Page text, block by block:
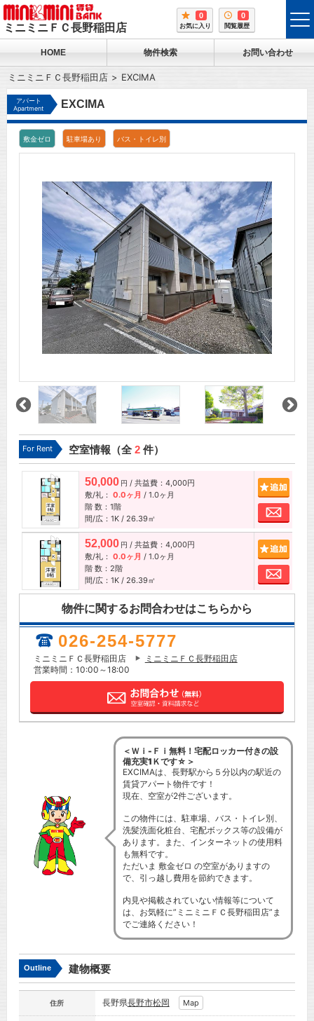
ミニミニＦＣ長野稲田店
0
お気に入り
0
閲覧履歴
HOME 物件検索 お問い合わせ
ミニミニＦＣ長野稲田店 EXCIMA
アパート
Apartment
EXCIMA
敷金ゼロ 駐車場あり バス・トイレ別
For Rent 空室情報（全2件）
50,000 円 / 共益費：4,000円
敷/礼： 0.0ヶ月 / 1.0ヶ月
階 数：1階
間/広：1K / 26.39㎡
お問
52,000 円 / 共益費：4,000円
敷/礼： 0.0ヶ月 / 1.0ヶ月
階 数：2階
間/広：1K / 26.39㎡
お問
物件に関するお問合わせはこちらから
026-254-5777
ミニミニＦＣ長野稲田店
ミニミニＦＣ長野稲田店
営業時間：10:00～18:00
＜Ｗｉ-Ｆｉ無料！宅配ロッカー付きの設
備充実1Ｋです☆＞
EXCIMAは、長野駅から５分以内の駅近の
賃貸アパート物件です！
現在、空室が2件ございます。
この物件には、駐車場、バス・トイレ別、
洗髪洗面化粧台、宅配ボックス等の設備が
あります。また、インターネットの使用料
も無料です。
ただいま 敷金ゼロ の空室がありますの
で、引っ越し費用を節約できます。
内見や掲載されていない情報等について
は、お気軽に”ミニミニＦＣ長野稲田店”ま
でご連絡ください！
Outline 建物概要
住所 長野県長野市松岡 Map